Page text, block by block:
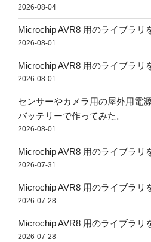
2026-08-04
Microchip AVR8 用のライブラリ
2026-08-01
Microchip AVR8 用のライブラリ
2026-08-01
センサーやカメラ用の屋外用電
バッテリーで作ってみた。
2026-08-01
Microchip AVR8 用のライブラリ
2026-07-31
Microchip AVR8 用のライブラリ
2026-07-28
Microchip AVR8 用のライブラリ
2026-07-28